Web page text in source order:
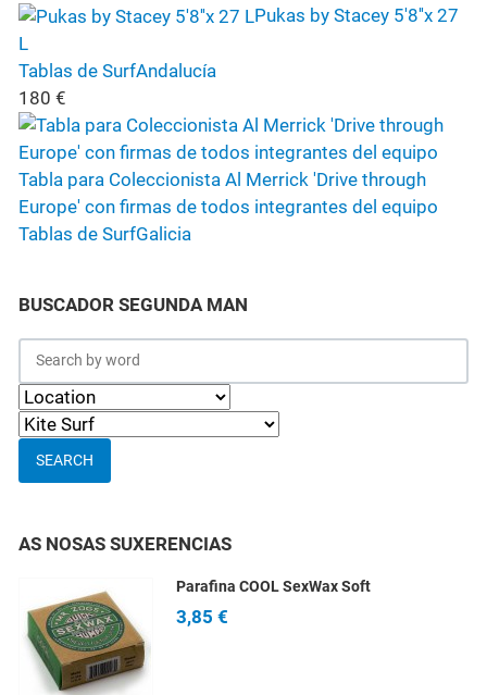
Pukas by Stacey 5'8''x 27
L
Tablas de SurfAndalucía
180 €
Tabla para Coleccionista Al Merrick 'Drive through
Europe' con firmas de todos integrantes del equipo
Tablas de SurfGalicia
BUSCADOR SEGUNDA MAN
SEARCH
AS NOSAS SUXERENCIAS
Parafina COOL SexWax Soft
3,85 €